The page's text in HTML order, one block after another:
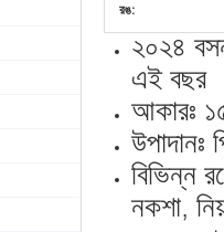
রঙ:
২০২৪
এই বছর
আকারঃ
উপাদানঃ
বিভিন্ন
নকশা,